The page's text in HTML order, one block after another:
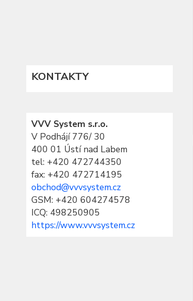
KONTAKTY
VVV System s.r.o.
V Podhájí 776/ 30
400 01 Ústí nad Labem
tel: +420 472744350
fax: +420 472714195
obchod@vvvsystem.cz
GSM: +420 604274578
ICQ: 498250905
https://www.vvvsystem.cz